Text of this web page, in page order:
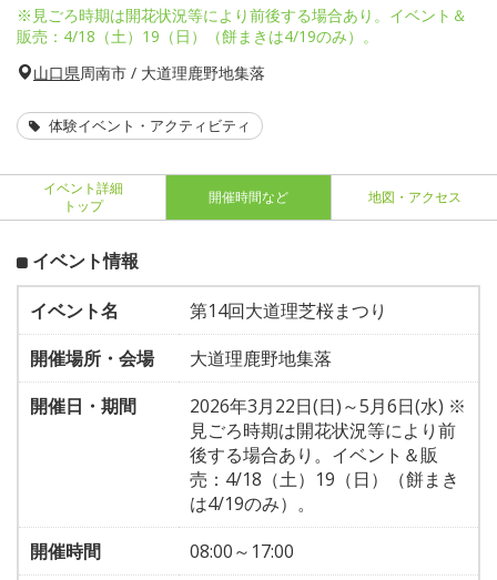
※見ごろ時期は開花状況等により前後する場合あり。イベント＆
販売：4/18（土）19（日）（餅まきは4/19のみ）。
山口県周南市 / 大道理鹿野地集落
体験イベント・アクティビティ
イベント詳細
トップ
開催時間など 地図・アクセス
イベント情報
イベント名
第14回大道理芝桜まつり
開催場所・会場
大道理鹿野地集落
開催日・期間
2026年3月22日(日)～5月6日(水) ※
見ごろ時期は開花状況等により前
後する場合あり。イベント＆販
売：4/18（土）19（日）（餅まき
は4/19のみ）。
開催時間
08:00～17:00